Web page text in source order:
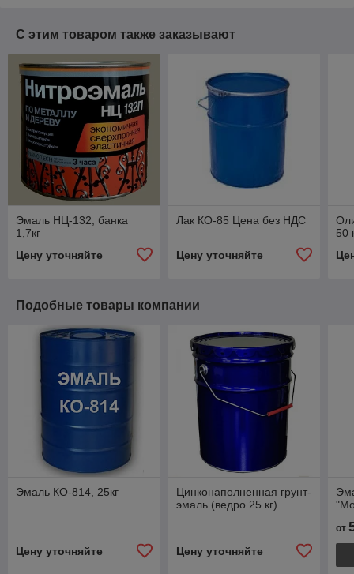
С этим товаром также заказывают
Эмаль НЦ-132, банка
1,7кг
Цену уточняйте
Лак КО-85 Цена без НДС
Цену уточняйте
50
Подобные товары компании
Эмаль КО-814, 25кг
Цену уточняйте
Цинконаполненная грунт-
эмаль (ведро 25 кг)
Цену уточняйте
от